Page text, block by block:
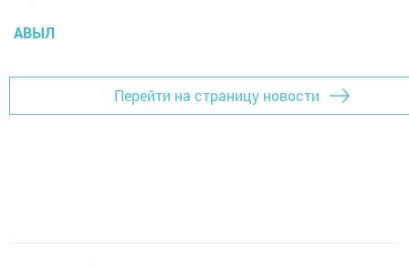
АВЫЛ
Перейти на страницу новости